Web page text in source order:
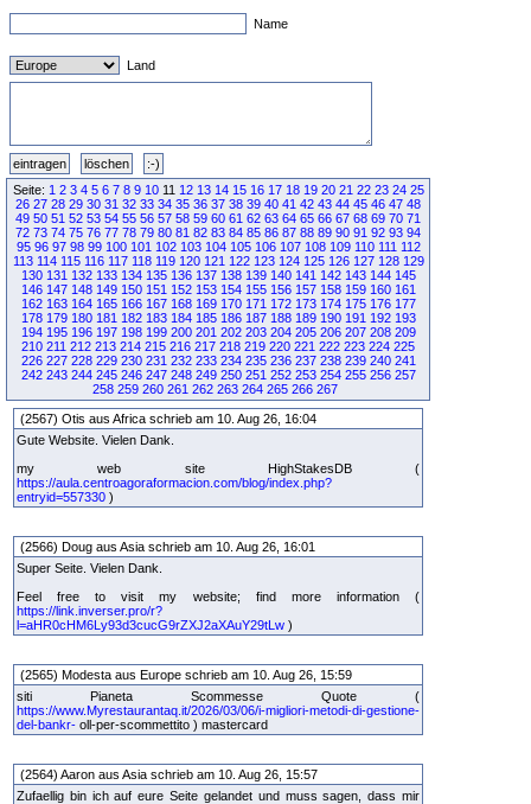
Name
Land
Seite: 1 2 3 4 5 6 7 8 9 1011 12 13 14 15 16 17 18 19 20 21 22 23 24 25
26 27 28 29 30 31 32 33 34 35 36 37 38 39 40 41 42 43 44 45 46 47 48
49 50 51 52 53 54 55 56 57 58 59 60 61 62 63 64 65 66 67 68 69 70 71
72 73 74 75 76 77 78 79 80 81 82 83 84 85 86 87 88 89 90 91 92 93 94
95 96 97 98 99 100 101 102 103 104 105 106 107 108 109 110 111 112
113 114 115 116 117 118 119 120 121 122 123 124 125 126 127 128 129
130 131 132 133 134 135 136 137 138 139 140 141 142 143 144 145
146 147 148 149 150 151 152 153 154 155 156 157 158 159 160 161
162 163 164 165 166 167 168 169 170 171 172 173 174 175 176 177
178 179 180 181 182 183 184 185 186 187 188 189 190 191 192 193
194 195 196 197 198 199 200 201 202 203 204 205 206 207 208 209
210 211 212 213 214 215 216 217 218 219 220 221 222 223 224 225
226 227 228 229 230 231 232 233 234 235 236 237 238 239 240 241
242 243 244 245 246 247 248 249 250 251 252 253 254 255 256 257
258 259 260 261 262 263 264 265 266 267
(2567) Otis aus Africa schrieb am 10. Aug 26, 16:04
Gute Website. Vielen Dank.
my web site HighStakesDB (
https://aula.centroagoraformacion.com/blog/index.php?
entryid=557330 )
(2566) Doug aus Asia schrieb am 10. Aug 26, 16:01
Super Seite. Vielen Dank.
Feel free to visit my website; find more information (
https://link.inverser.pro/r?
l=aHR0cHM6Ly93d3cucG9rZXJ2aXAuY29tLw )
(2565) Modesta aus Europe schrieb am 10. Aug 26, 15:59
siti Pianeta Scommesse Quote (
https://www.Myrestaurantaq.it/2026/03/06/i-migliori-metodi-di-gestione-
del-bankr- oll-per-scommettito ) mastercard
(2564) Aaron aus Asia schrieb am 10. Aug 26, 15:57
Zufaellig bin ich auf eure Seite gelandet und muss sagen, dass mir